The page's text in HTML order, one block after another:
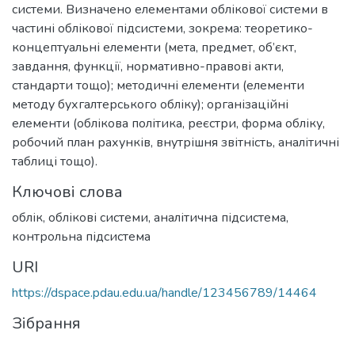
системи. Визначено елементами облікової системи в
частині облікової підсистеми, зокрема: теоретико-
концептуальні елементи (мета, предмет, об’єкт,
завдання, функції, нормативно-правові акти,
стандарти тощо); методичні елементи (елементи
методу бухгалтерського обліку); організаційні
елементи (облікова політика, реєстри, форма обліку,
робочий план рахунків, внутрішня звітність, аналітичні
таблиці тощо).
Ключові слова
облік, облікові системи, аналітична підсистема,
контрольна підсистема
URI
https://dspace.pdau.edu.ua/handle/123456789/14464
Зібрання